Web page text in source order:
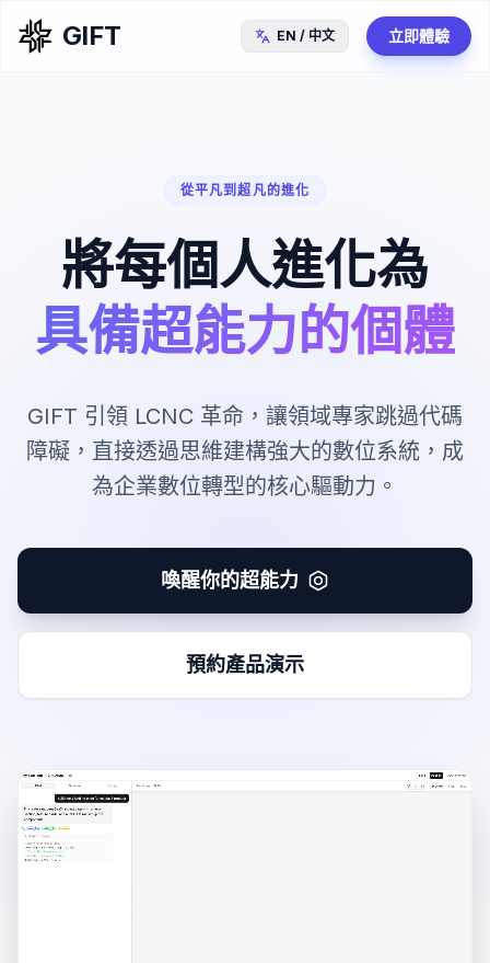
GIFT EN / 中文 立即體驗
從平凡到超凡的進化
將每個人進化為
具備超能力的個體
GIFT 引領 LCNC 革命，讓領域專家跳過代碼
障礙，直接透過思維建構強大的數位系統，成
為企業數位轉型的核心驅動力。
喚醒你的超能力
預約產品演示